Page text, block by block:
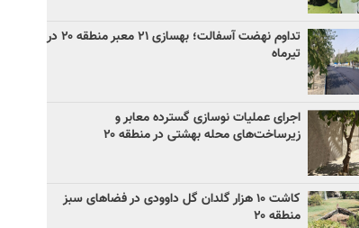
تداوم نهضت آسفالت؛ بهسازی ۲۱ معبر منطقه ۲۰ در
تیرماه
اجرای عملیات نوسازی گسترده معابر و
زیرساخت‌های محله بهشتی در منطقه ۲۰
کاشت ۱۰ هزار گلدان گل داوودی در فضاهای سبز
منطقه ۲۰